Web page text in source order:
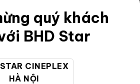
quý khách
BHD Star
CINEPLEX
HÀ NỘI
tuyến
tin cá nhân của người tiêu